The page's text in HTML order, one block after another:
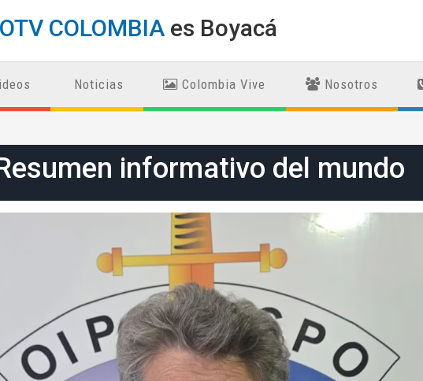
COLOMBIA es Boyacá
Noticias Colombia Vive Nosotros
informativo del mundo